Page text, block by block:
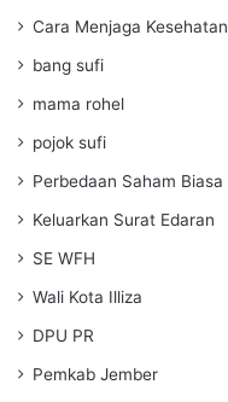
Cara Menjaga Kesehatan
bang sufi
mama rohel
pojok sufi
Perbedaan Saham Biasa
Keluarkan Surat Edaran
SE WFH
Wali Kota Illiza
DPU PR
Pemkab Jember